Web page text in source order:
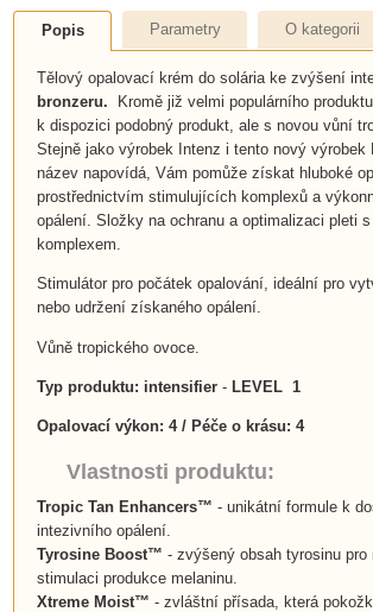
Popis Parametry O kategorii
Tělový opalovací krém do solária ke zvýšení
bronzeru. Kromě již velmi populárního
k dispozici podobný produkt, ale s novou vůní
Stejně jako výrobek Intenz i tento nový výrobek
název napovídá, Vám pomůže získat hluboké
prostřednictvím stimulujících komplexů a
opálení. Složky na ochranu a optimalizaci pleti
komplexem.
​Stimulátor pro počátek opalování, ideální pro
nebo udržení získaného opálení.
Vůně tropického ovoce.
Typ produktu: intensifier -LEVEL 1
Opalovací výkon: 4 / Péče o krásu: 4
Vlastnosti produktu:
Tropic Tan Enhancers™ - unikátní formule k
intezivního opálení.
Tyrosine Boost™ - zvýšený obsah tyrosinu pro
stimulaci produkce melaninu.
Xtreme Moist™ - zvláštní přísada, která